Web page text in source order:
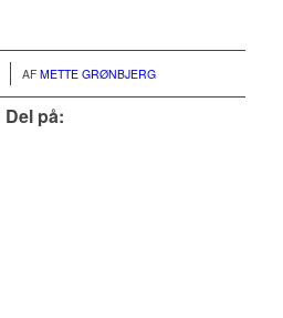
AF METTE GRØNBJERG
Del på: